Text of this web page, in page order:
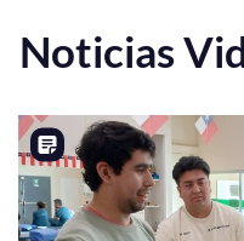
Noticias